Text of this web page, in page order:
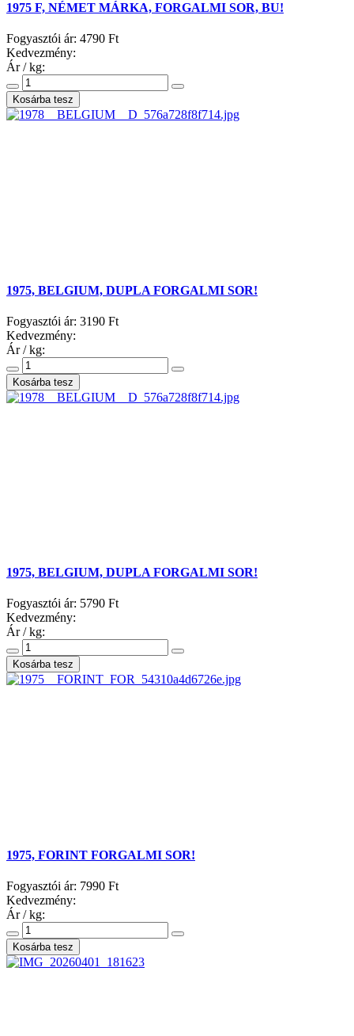
1975 F, NÉMET MÁRKA, FORGALMI SOR, BU!
Fogyasztói ár: 4790 Ft
Kedvezmény:
Ár / kg:
1975, BELGIUM, DUPLA FORGALMI SOR!
Fogyasztói ár: 3190 Ft
Kedvezmény:
Ár / kg:
1975, BELGIUM, DUPLA FORGALMI SOR!
Fogyasztói ár: 5790 Ft
Kedvezmény:
Ár / kg:
1975, FORINT FORGALMI SOR!
Fogyasztói ár: 7990 Ft
Kedvezmény:
Ár / kg: